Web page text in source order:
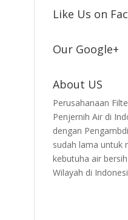
Like Us on
Our Google+
About US
Perusahanaan
Penjernih Air di
dengan
sudah lama untuk
kebutuha air
Wilayah di